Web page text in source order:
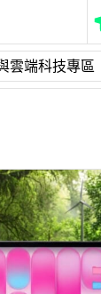
雲端科技專區